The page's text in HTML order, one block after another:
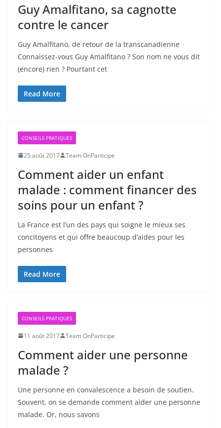
Guy Amalfitano, sa cagnotte
contre le cancer
Guy Amalfitano, de retour de la transcanadienne
Connaissez-vous Guy Amalfitano ? Son nom ne vous dit
(encore) rien ? Pourtant cet
Read More
CONSEILS PRATIQUES
25 août 2017 Team OnParticipe
Comment aider un enfant
malade : comment financer des
soins pour un enfant ?
La France est l’un des pays qui soigne le mieux ses
concitoyens et qui offre beaucoup d’aides pour les
personnes
Read More
CONSEILS PRATIQUES
11 août 2017 Team OnParticipe
Comment aider une personne
malade ?
Une personne en convalescence a besoin de soutien.
Souvent, on se demande comment aider une personne
malade. Or, nous savons